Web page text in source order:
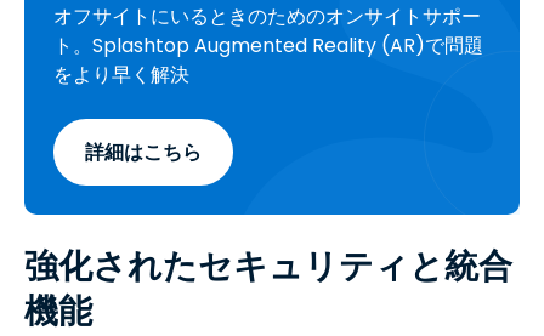
オフサイトにいるときのためのオンサイトサポー
ト。Splashtop Augmented Reality (AR)で問題
をより早く解決
詳細はこちら
強化されたセキュリティと統合
機能